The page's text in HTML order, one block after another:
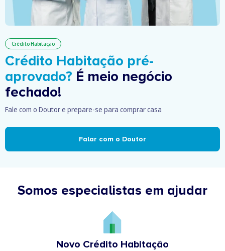
Crédito Habitação
Crédito Habitação pré-
aprovado? É meio negócio
fechado!
Fale com o Doutor e prepare-se para comprar casa
Falar com o Doutor
Somos especialistas em ajudar
Novo Crédito Habitação